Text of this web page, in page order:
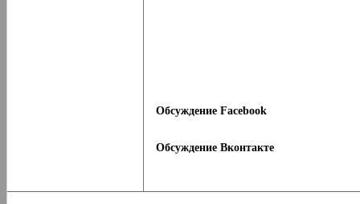
Обсуждение Facebook
Обсуждение Вконтакте